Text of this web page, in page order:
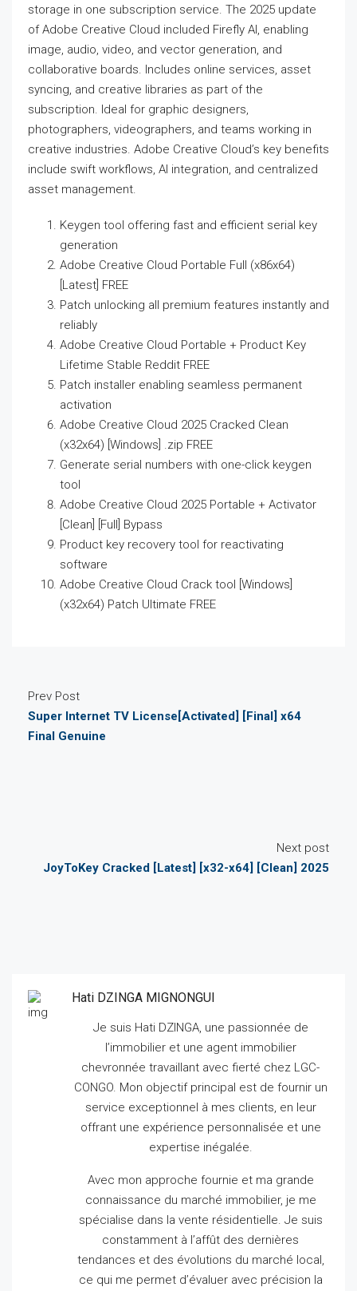
storage in one subscription service. The 2025 update
of Adobe Creative Cloud included Firefly AI, enabling
image, audio, video, and vector generation, and
collaborative boards. Includes online services, asset
syncing, and creative libraries as part of the
subscription. Ideal for graphic designers,
photographers, videographers, and teams working in
creative industries. Adobe Creative Cloud’s key benefits
include swift workflows, AI integration, and centralized
asset management.
Keygen tool offering fast and efficient serial key
generation
Adobe Creative Cloud Portable Full (x86x64)
[Latest] FREE
Patch unlocking all premium features instantly and
reliably
Adobe Creative Cloud Portable + Product Key
Lifetime Stable Reddit FREE
Patch installer enabling seamless permanent
activation
Adobe Creative Cloud 2025 Cracked Clean
(x32x64) [Windows] .zip FREE
Generate serial numbers with one-click keygen
tool
Adobe Creative Cloud 2025 Portable + Activator
[Clean] [Full] Bypass
Product key recovery tool for reactivating
software
Adobe Creative Cloud Crack tool [Windows]
(x32x64) Patch Ultimate FREE
Prev Post
Super Internet TV License[Activated] [Final] x64
Final Genuine
Next post
JoyToKey Cracked [Latest] [x32-x64] [Clean] 2025
Hati DZINGA MIGNONGUI
Je suis Hati DZINGA, une passionnée de
l’immobilier et une agent immobilier
chevronnée travaillant avec fierté chez LGC-
CONGO. Mon objectif principal est de fournir un
service exceptionnel à mes clients, en leur
offrant une expérience personnalisée et une
expertise inégalée.
Avec mon approche fournie et ma grande
connaissance du marché immobilier, je me
spécialise dans la vente résidentielle. Je suis
constamment à l’affût des dernières
tendances et des évolutions du marché local,
ce qui me permet d’évaluer avec précision la